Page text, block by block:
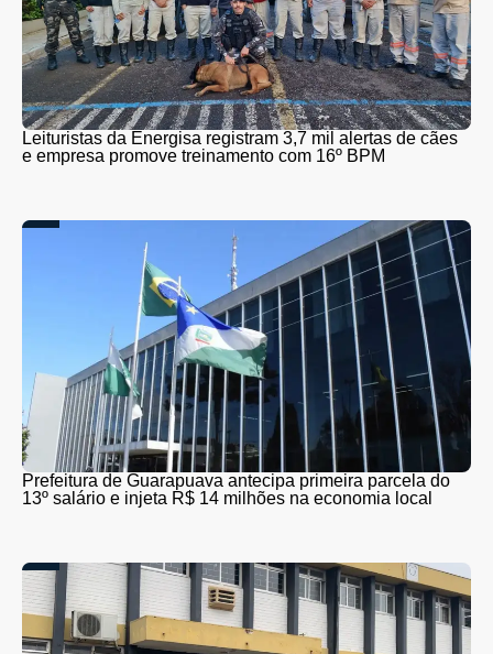
Leituristas da Energisa registram 3,7 mil alertas de cães
e empresa promove treinamento com 16º BPM
Prefeitura de Guarapuava antecipa primeira parcela do
13º salário e injeta R$ 14 milhões na economia local